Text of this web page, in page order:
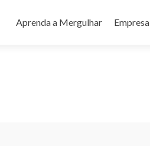
para
Aprenda a Mergulhar Empresa